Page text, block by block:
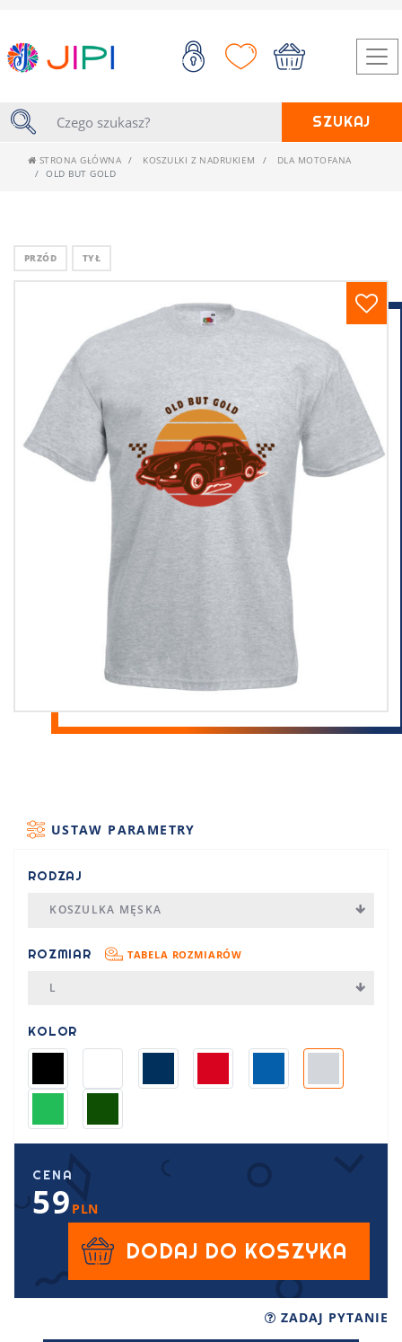
SZUKAJ
STRONA GŁÓWNA KOSZULKI Z NADRUKIEM
DLA MOTOFANA
OLD BUT GOLD
PRZÓD TYŁ
USTAW PARAMETRY
RODZAJ
KOSZULKA MĘSKA
ROZMIAR TABELA ROZMIARÓW
L
KOLOR
CENA
59PLN
DODAJ DO KOSZYKA
ZADAJ PYTANIE